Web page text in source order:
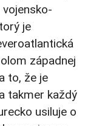
je
západnej
to, že je
takmer každý
usiluje o